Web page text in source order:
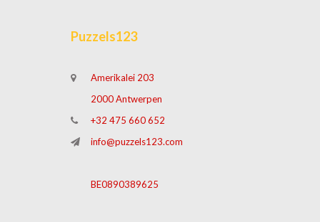
Puzzels123
Amerikalei 203
2000 Antwerpen
+32 475 660 652
info@puzzels123.com
BE0890389625